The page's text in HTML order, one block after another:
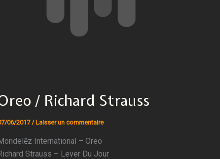
/ Richard Strauss
06/2017/ Laisser un commentaire
International – Oreo
Strauss – Lever Du Jour